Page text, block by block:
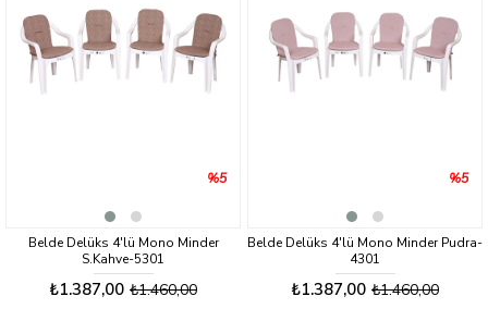
Belde Delüks 4'lü Mono Minder
S.Kahve-5301
₺1.387,00 ₺1.460,00
%5
Belde Delüks 4'lü Mono Minder Pudra-
4301
₺1.387,00 ₺1.460,00
%5